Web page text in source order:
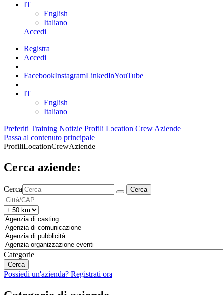
IT
English
Italiano
Accedi
Registra
Accedi
FacebookInstagramLinkedInYouTube
IT
English
Italiano
Preferiti Training Notizie Profili Location Crew Aziende
Passa al contenuto principale
ProfiliLocationCrewAziende
Cerca aziende:
Cerca
Categorie
Possiedi un'azienda? Registrati ora